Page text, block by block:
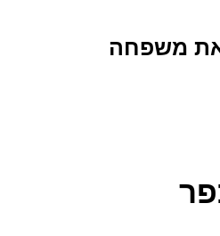
משפחה